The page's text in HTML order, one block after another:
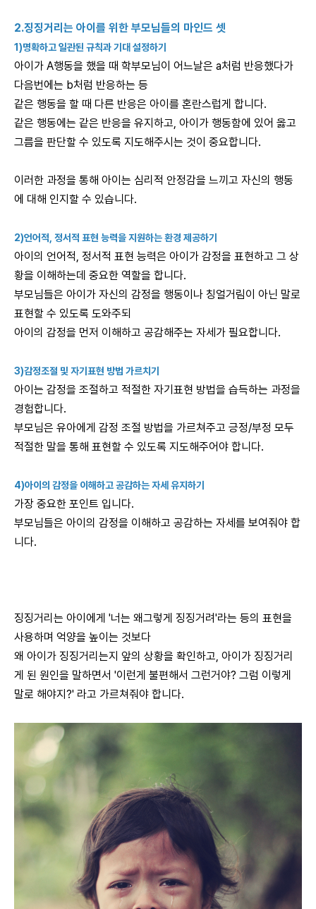
2.징징거리는 아이를 위한 부모님들의 마인드 셋
1)명확하고 일관된 규칙과 기대 설정하기
아이가 A행동을 했을 때 학부모님이 어느날은 a처럼 반응했다가
다음번에는 b처럼 반응하는 등
같은 행동을 할 때 다른 반응은 아이를 혼란스럽게 합니다.
같은 행동에는 같은 반응을 유지하고, 아이가 행동함에 있어 옳고
그름을 판단할 수 있도록 지도해주시는 것이 중요합니다.
이러한 과정을 통해 아이는 심리적 안정감을 느끼고 자신의 행동
에 대해 인지할 수 있습니다.
2)언어적, 정서적 표현 능력을 지원하는 환경 제공하기
아이의 언어적, 정서적 표현 능력은 아이가 감정을 표현하고 그 상
황을 이해하는데 중요한 역할을 합니다.
부모님들은 아이가 자신의 감정을 행동이나 칭얼거림이 아닌 말로
표현할 수 있도록 도와주되
아이의 감정을 먼저 이해하고 공감해주는 자세가 필요합니다.
3)감정조절 및 자기표현 방법 가르치기
아이는 감정을 조절하고 적절한 자기표현 방법을 습득하는 과정을
경험합니다.
부모님은 유아에게 감정 조절 방법을 가르쳐주고 긍정/부정 모두
적절한 말을 통해 표현할 수 있도록 지도해주어야 합니다.
4)아이의 감정을 이해하고 공감하는 자세 유지하기
가장 중요한 포인트 입니다.
부모님들은 아이의 감정을 이해하고 공감하는 자세를 보여줘야 합
니다.
징징거리는 아이에게 '너는 왜그렇게 징징거려'라는 등의 표현을
사용하며 억양을 높이는 것보다
왜 아이가 징징거리는지 앞의 상황을 확인하고, 아이가 징징거리
게 된 원인을 말하면서 '이런게 불편해서 그런거야? 그럼 이렇게
말로 해야지?' 라고 가르쳐줘야 합니다.